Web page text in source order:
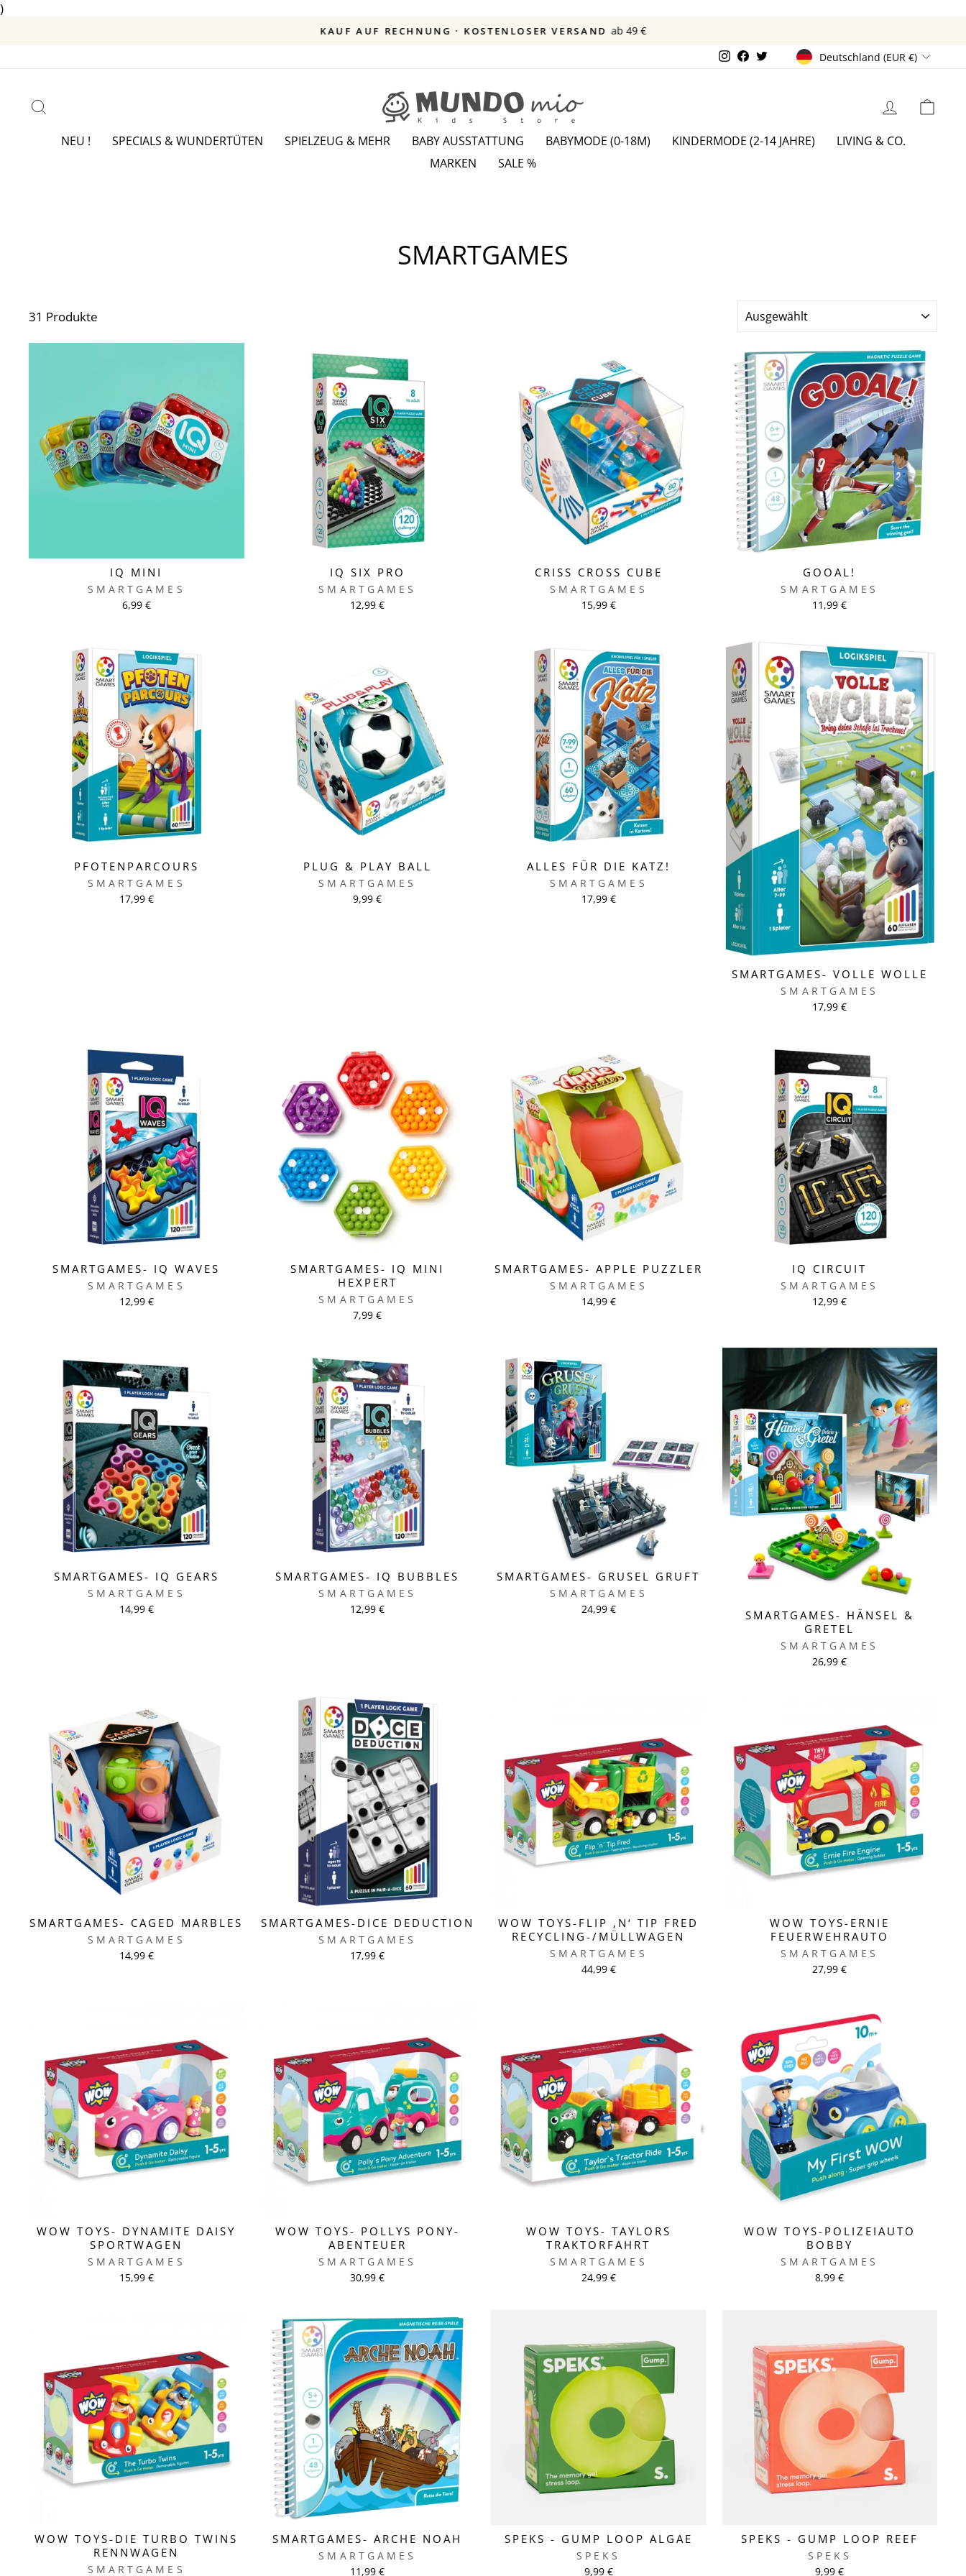
)
Diashow
KAUF AUF RECHNUNG · KOSTENLOSER VERSAND ab 49 €
Instagram
Facebook
TwitterWÄHRUNG
Deutschland (EUR €)
EINLOGGEN
NEU ! SPECIALS & WUNDERTÜTEN SPIELZEUG & MEHR BABY AUSSTATTUNG BABYMODE (0-18M) KINDERMODE (2-14 JAHRE)
LIVING & CO.
MARKEN
SALE %
SMARTGAMES
31 Produkte
IQ MINI
SMARTGAMES
6,99 €
IQ SIX PRO
SMARTGAMES
12,99 €
CRISS CROSS CUBE
SMARTGAMES
15,99 €
GOOAL!
SMARTGAMES
11,99 €
PFOTENPARCOURS
SMARTGAMES
17,99 €
PLUG & PLAY BALL
SMARTGAMES
9,99 €
ALLES FÜR DIE KATZ!
SMARTGAMES
17,99 €
SMARTGAMES- VOLLE WOLLE
SMARTGAMES
17,99 €
SMARTGAMES- IQ WAVES
SMARTGAMES
12,99 €
SMARTGAMES- IQ MINI
HEXPERT
SMARTGAMES
7,99 €
SMARTGAMES- APPLE PUZZLER
SMARTGAMES
14,99 €
IQ CIRCUIT
SMARTGAMES
12,99 €
SMARTGAMES- IQ GEARS
SMARTGAMES
14,99 €
SMARTGAMES- IQ BUBBLES
SMARTGAMES
12,99 €
SMARTGAMES- GRUSEL GRUFT
SMARTGAMES
24,99 €
SMARTGAMES- HÄNSEL &
GRETEL
SMARTGAMES
26,99 €
SMARTGAMES- CAGED MARBLES
SMARTGAMES
14,99 €
SMARTGAMES-DICE DEDUCTION
SMARTGAMES
17,99 €
WOW TOYS-FLIP ‚N‘ TIP FRED
RECYCLING-/MÜLLWAGEN
SMARTGAMES
44,99 €
WOW TOYS-ERNIE
FEUERWEHRAUTO
SMARTGAMES
27,99 €
WOW TOYS- DYNAMITE DAISY
SPORTWAGEN
SMARTGAMES
15,99 €
WOW TOYS- POLLYS PONY-
ABENTEUER
SMARTGAMES
30,99 €
WOW TOYS- TAYLORS
TRAKTORFAHRT
SMARTGAMES
24,99 €
WOW TOYS-POLIZEIAUTO
BOBBY
SMARTGAMES
8,99 €
WOW TOYS-DIE TURBO TWINS
RENNWAGEN
SMARTGAMES
SMARTGAMES- ARCHE NOAH
SMARTGAMES
11,99 €
SPEKS - GUMP LOOP ALGAE
SPEKS
9,99 €
SPEKS - GUMP LOOP REEF
SPEKS
9,99 €